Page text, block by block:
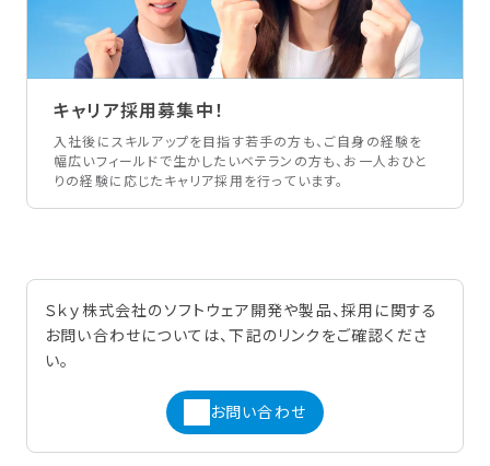
キャリア採用募集中！
入社後にスキルアップを目指す若手の方も、ご自身の経験を
幅広いフィールドで生かしたいベテランの方も、お一人おひと
りの経験に応じたキャリア採用を行っています。
Ｓｋｙ株式会社のソフトウェア開発や製品、採用に関する
お問い合わせについては、下記のリンクをご確認くださ
い。
お問い合わせ